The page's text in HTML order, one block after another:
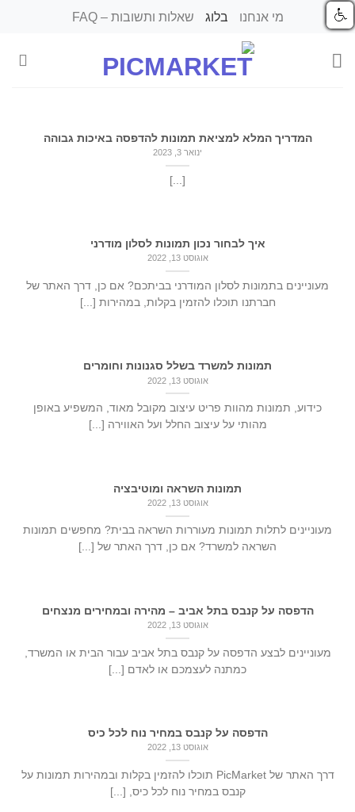
Skip
to
מי אנחנו בלוג שאלות ותשובות – FAQ
המדריך המלא למציאת תמונות להדפסה באיכות גבוהה
ינואר 3, 2023
[...]
איך לבחור נכון תמונות לסלון מודרני
אוגוסט 13, 2022
מעוניינים בתמונות לסלון המודרני בביתכם? אם כן, דרך האתר של
חברתנו תוכלו להזמין בקלות, במהירות [...]
תמונות למשרד בשלל סגנונות וחומרים
אוגוסט 13, 2022
כידוע, תמונות מהוות פריט עיצוב מקובל מאוד, המשפיע באופן
מהותי על עיצוב החלל ועל האווירה [...]
תמונות השראה ומוטיבציה
אוגוסט 13, 2022
מעוניינים לתלות תמונות מעוררות השראה בבית? מחפשים תמונות
השראה למשרד? אם כן, דרך האתר של [...]
הדפסה על קנבס בתל אביב – מהירה ובמחירים מנצחים
אוגוסט 13, 2022
מעוניינים לבצע הדפסה על קנבס בתל אביב עבור הבית או המשרד,
כמתנה לעצמכם או לאדם [...]
הדפסה על קנבס במחיר נוח לכל כיס
אוגוסט 13, 2022
דרך האתר של PicMarket תוכלו להזמין בקלות ובמהירות תמונות על
קנבס במחיר נוח לכל כיס, [...]